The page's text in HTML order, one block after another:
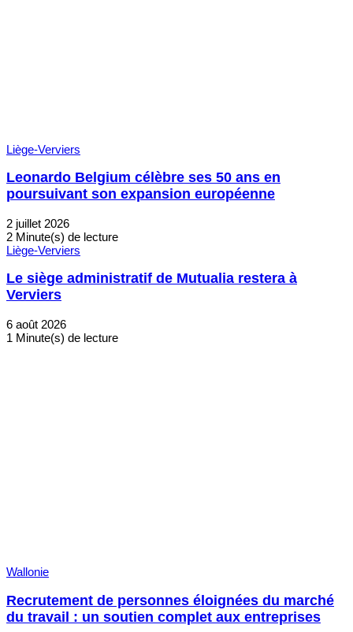
Liège-Verviers
Leonardo Belgium célèbre ses 50 ans en
poursuivant son expansion européenne
2 juillet 2026
2 Minute(s) de lecture
Liège-Verviers
Le siège administratif de Mutualia restera à
Verviers
6 août 2026
1 Minute(s) de lecture
Wallonie
Recrutement de personnes éloignées du marché
du travail : un soutien complet aux entreprises